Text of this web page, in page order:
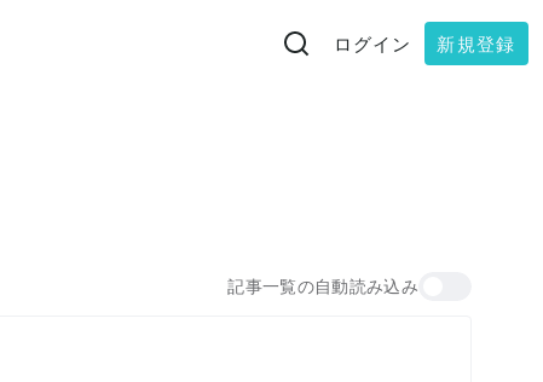
ログイン 新規登録
記事一覧の自動読み込み